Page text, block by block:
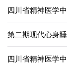
第二期现代心身